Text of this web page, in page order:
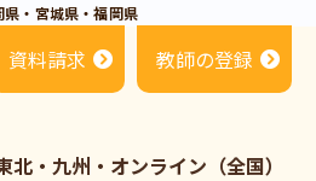
・宮城県・福岡県
・九州・オンライン（全国）
資料請求 教師の登録